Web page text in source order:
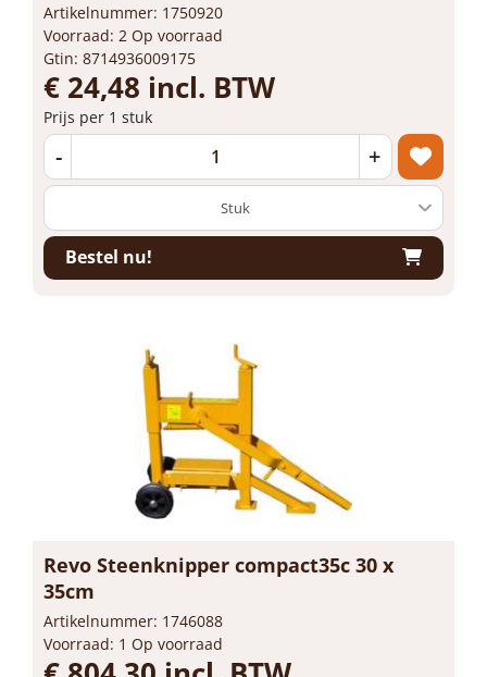
Artikelnummer: 1750920
Voorraad: 2 Op voorraad
Gtin: 8714936009175
€ 24,48 incl. BTW
Prijs per 1 stuk
- +
Bestel nu!
Revo Steenknipper compact35c 30 x
35cm
Artikelnummer: 1746088
Voorraad: 1 Op voorraad